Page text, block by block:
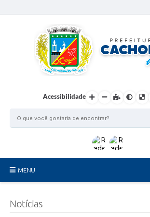
Acessibilidade
MENU
Notícias